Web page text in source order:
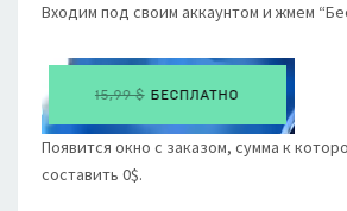
Входим под своим аккаунтом и жмем
Появится окно с заказом, сумма к
составить 0$.